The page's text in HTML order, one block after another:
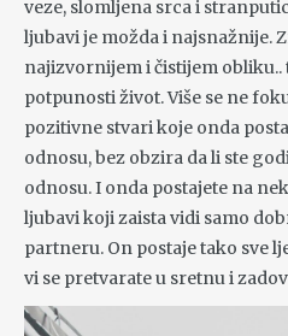
veze, slomljena srca i
ljubavi je možda i najsnažnije.
najizvornijem i čistijem
potpunosti život. Više se ne
pozitivne stvari koje onda
odnosu, bez obzira da li ste
odnosu. I onda postajete na
ljubavi koji zaista vidi samo
partneru. On postaje tako sve
vi se pretvarate u sretnu i